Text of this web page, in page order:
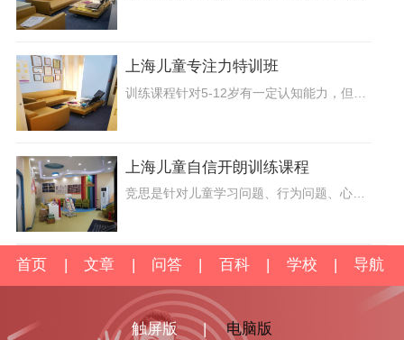
上海儿童专注力特训班
上海儿童自信开朗训练课程
竞思是针对儿童学习问题、行为问题、心理问题，提供一站式解决方案的集研发与实践一体化的机构，针对儿童成长过程中可能出现的各种问题
首页 文章 问答 百科 学校 导航
触屏版 | 电脑版